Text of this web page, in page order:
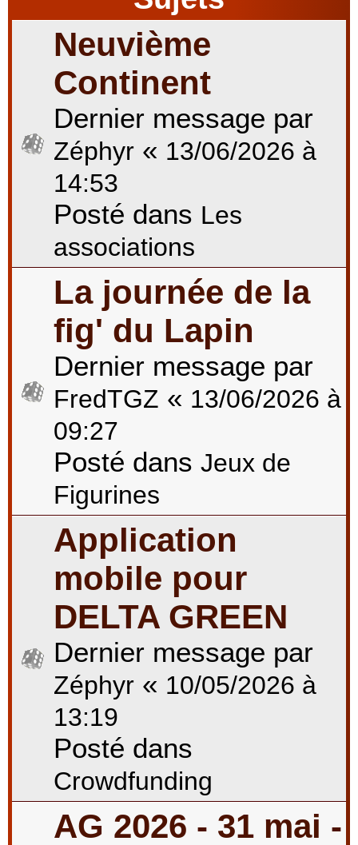
Neuvième
Continent
Dernier message par
Zéphyr « 13/06/2026 à
14:53
Posté dans Les
associations
La journée de la
fig' du Lapin
Dernier message par
FredTGZ « 13/06/2026 à
09:27
Posté dans Jeux de
Figurines
Application
mobile pour
DELTA GREEN
Dernier message par
Zéphyr « 10/05/2026 à
13:19
Posté dans
Crowdfunding
AG 2026 - 31 mai -